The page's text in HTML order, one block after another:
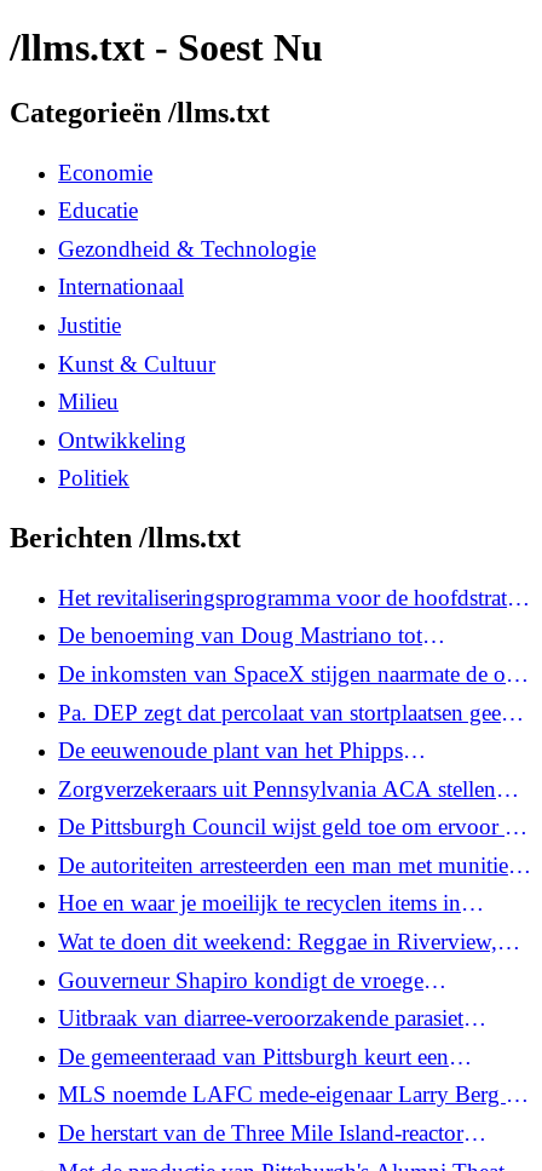
/llms.txt - Soest Nu
Categorieën /llms.txt
Economie
Educatie
Gezondheid & Technologie
Internationaal
Justitie
Kunst & Cultuur
Milieu
Ontwikkeling
Politiek
Berichten /llms.txt
Het revitaliseringsprogramma voor de hoofdstraten
van Allegheny County kondigt 1,4 miljoen dollar
aan voor 22 gemeenten
De benoeming van Doug Mastriano tot
ambassadeur in Slowakije gaat vooruit in de
Amerikaanse Senaat
De inkomsten van SpaceX stijgen naarmate de ooit
zo stijgende aandelenkoers terugkeert naar de aarde
Pa. DEP zegt dat percolaat van stortplaatsen geen
gezondheidsrisico vormt. Milieuactivisten zijn daar
niet zo zeker van.
De eeuwenoude plant van het Phipps
Conservatory maakt zijn eerste, laatste bloei
Zorgverzekeraars uit Pennsylvania ACA stellen
premieverhogingen met dubbele cijfers voor voor
2027
De Pittsburgh Council wijst geld toe om ervoor te
zorgen dat het recreatiecentrum Hazelwood na
recente renovaties wordt geopend
De autoriteiten arresteerden een man met munitie
die blijkbaar de beveiliging in de gaten hield op de
Trump-golfbaan in de buurt van LA
Hoe en waar je moeilijk te recyclen items in
augustus in Pittsburgh kunt meenemen
Wat te doen dit weekend: Reggae in Riverview,
Science of Speed ​​en Lawrenceville Art Crawl
Gouverneur Shapiro kondigt de vroege
heropening van de Parkway East-brug aan, en
dankt de werknemers die dit mogelijk hebben
gemaakt
Uitbraak van diarree-veroorzakende parasiet
gekoppeld aan Pa., nog 3 staten
De gemeenteraad van Pittsburgh keurt een
controversieel plan goed om de herontwikkeling
van de binnenstad te financieren
MLS noemde LAFC mede-eigenaar Larry Berg als
volgende commissaris. Dit is wat u moet weten
De herstart van de Three Mile Island-reactor
vordert dankzij milieuanalyse en publieke